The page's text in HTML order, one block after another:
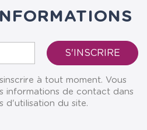
à tout moment. Vous
informations de contact dans
d'utilisation du site.